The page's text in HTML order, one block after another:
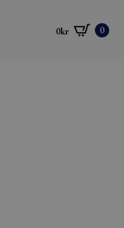
0kr 0